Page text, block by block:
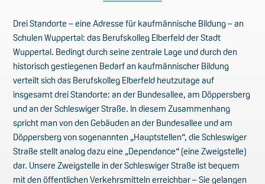
Drei Standorte – eine Adresse für kaufmännische Bildung – an
Schulen Wuppertal: das Berufskolleg Elberfeld der Stadt
Wuppertal. Bedingt durch seine zentrale Lage und durch den
historisch gestiegenen Bedarf an kaufmännischer Bildung
verteilt sich das Berufskolleg Elberfeld heutzutage auf
insgesamt drei Standorte: an der Bundesallee, am Döppersberg
und an der Schleswiger Straße. In diesem Zusammenhang
spricht man von den Gebäuden an der Bundesallee und am
Döppersberg von sogenannten „Hauptstellen“, die Schleswiger
Straße stellt analog dazu eine „Dependance“ (eine Zweigstelle)
dar. Unsere Zweigstelle in der Schleswiger Straße ist bequem
mit den öffentlichen Verkehrsmitteln erreichbar – Sie gelangen